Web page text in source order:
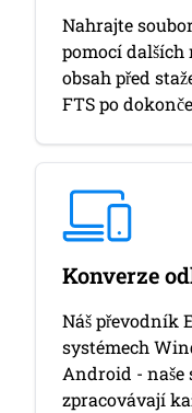
Nahrajte
pomocí dalších
obsah před
FTS po
Konverze
Náš převodník
systémech
Android -
zpracovávají